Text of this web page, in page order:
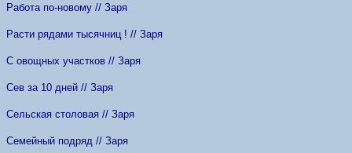
Работа по-новому // Заря
Расти рядами тысячниц ! // Заря
С овощных участков // Заря
Сев за 10 дней // Заря
Сельская столовая // Заря
Семейный подряд // Заря